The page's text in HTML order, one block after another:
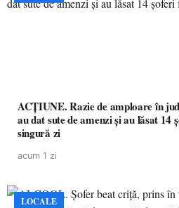
ACȚIUNE. Razie de amploare în
au dat sute de amenzi și au lăsat
singură zi
acum 1 zi
LOCALE